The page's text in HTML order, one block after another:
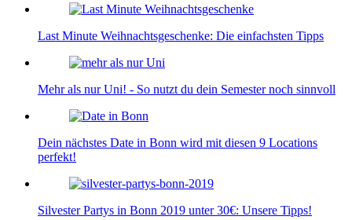
Last Minute Weihnachtsgeschenke: Die einfachsten Tipps
Mehr als nur Uni! - So nutzt du dein Semester noch sinnvoll
Dein nächstes Date in Bonn wird mit diesen 9 Locations
perfekt!
Silvester Partys in Bonn 2019 unter 30€: Unsere Tipps!